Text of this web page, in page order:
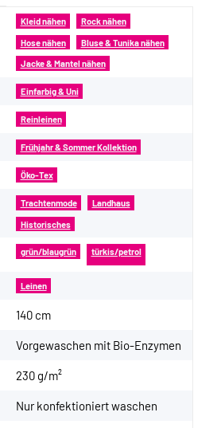
Kleid nähen Rock nähen
Hose nähen Bluse & Tunika nähen
Jacke & Mantel nähen
Einfarbig & Uni
Reinleinen
Frühjahr & Sommer Kollektion
Öko-Tex
Trachtenmode Landhaus
Historisches
grün/blaugrün türkis/petrol
Leinen
140 cm
Vorgewaschen mit Bio-Enzymen
230 g/m²
Nur konfektioniert waschen